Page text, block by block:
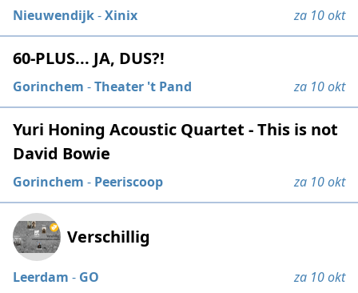
Nieuwendijk-Xinix za 10 okt
60-PLUS... JA, DUS?!
Gorinchem -Theater 't Pand za 10 okt
Yuri Honing Acoustic Quartet - This is not
David Bowie
Gorinchem - Peeriscoop za 10 okt
Verschillig
Leerdam - GO za 10 okt